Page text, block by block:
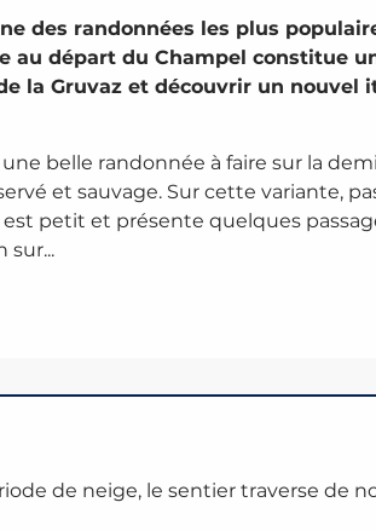
des randonnées les plus
au départ du Champel constitue
la Gruvaz et découvrir un nouvel
belle randonnée à faire sur la
et sauvage. Sur cette variante,
petit et présente quelques
sur...
de neige, le sentier traverse de